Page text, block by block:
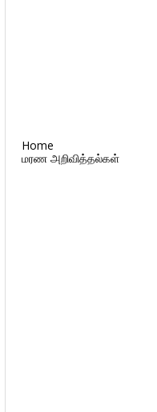
Home
மரண அறிவித்தல்கள்